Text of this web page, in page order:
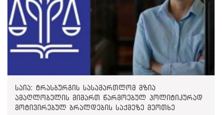
საია: ტრასბურგის სასამართლომ მზია
ამაღლობელის მიმართ წარმოებულ პოლიტიკურად
მოტივირებულ ბრალდების საქმეზე მეოთხე